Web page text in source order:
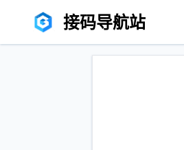
接码导航站